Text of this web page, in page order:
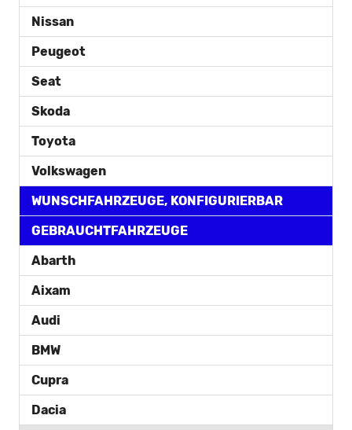
Nissan
Peugeot
Seat
Skoda
Toyota
Volkswagen
WUNSCHFAHRZEUGE, KONFIGURIERBAR
GEBRAUCHTFAHRZEUGE
Abarth
Aixam
Audi
BMW
Cupra
Dacia